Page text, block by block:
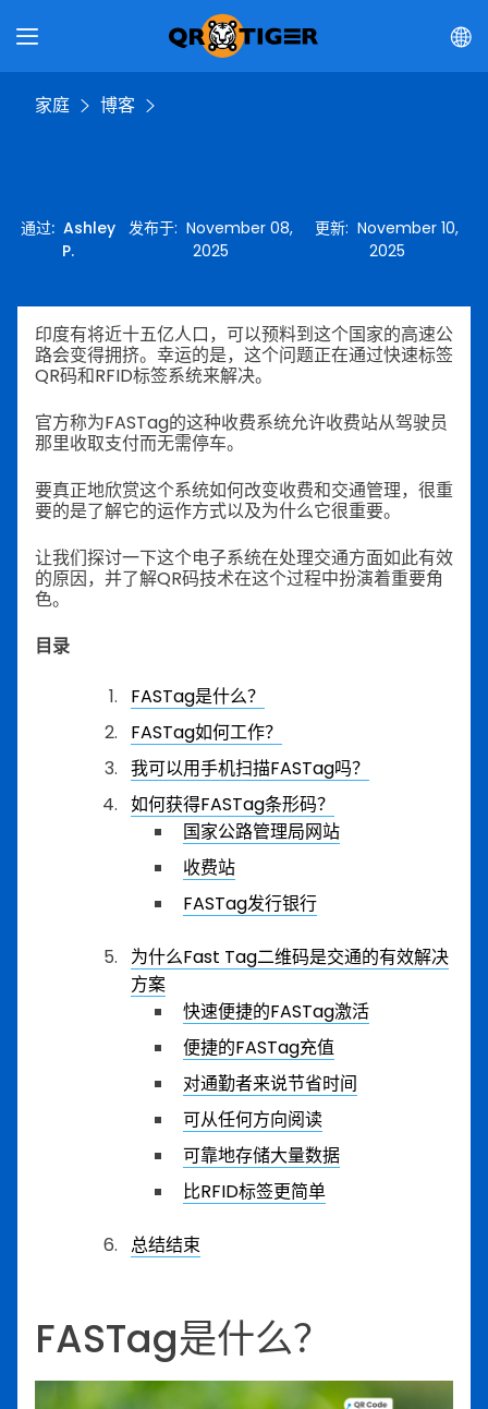
家庭 博客
通过: Ashley
P.
发布于:November 08,
2025
更新:November 10,
2025
印度有将近十五亿人口，可以预料到这个国家的高速公
路会变得拥挤。幸运的是，这个问题正在通过快速标签
QR码和RFID标签系统来解决。
官方称为FASTag的这种收费系统允许收费站从驾驶员
那里收取支付而无需停车。
要真正地欣赏这个系统如何改变收费和交通管理，很重
要的是了解它的运作方式以及为什么它很重要。
让我们探讨一下这个电子系统在处理交通方面如此有效
的原因，并了解QR码技术在这个过程中扮演着重要角
色。
目录
FASTag是什么？
FASTag如何工作？
我可以用手机扫描FASTag吗？
如何获得FASTag条形码？
国家公路管理局网站
收费站
FASTag发行银行
为什么Fast Tag二维码是交通的有效解决
方案
快速便捷的FASTag激活
便捷的FASTag充值
对通勤者来说节省时间
可从任何方向阅读
可靠地存储大量数据
比RFID标签更简单
总结结束
FASTag是什么？